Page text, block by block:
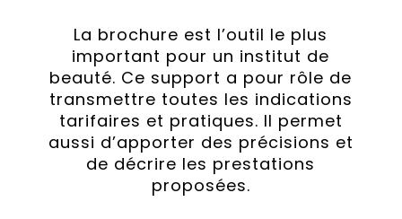
La brochure est l’outil le plus
important pour un institut de
beauté. Ce support a pour rôle de
transmettre toutes les indications
tarifaires et pratiques. Il permet
aussi d’apporter des précisions et
de décrire les prestations
proposées.